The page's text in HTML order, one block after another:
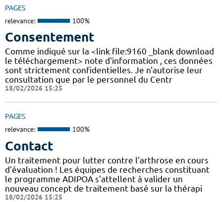
PAGES
relevance: 100%
Consentement
Comme indiqué sur la <link file:9160 _blank download
le téléchargement> note d'information , ces données
sont strictement confidentielles. Je n'autorise leur
consultation que par le personnel du Centr
18/02/2026 15:25
PAGES
relevance: 100%
Contact
Un traitement pour lutter contre l'arthrose en cours
d'évaluation ! Les équipes de recherches constituant
le programme ADIPOA s'attellent à valider un
nouveau concept de traitement basé sur la thérapi
18/02/2026 15:25